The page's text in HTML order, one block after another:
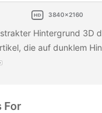
3840x2160
Hintergrund 3D
die auf dunklem
For